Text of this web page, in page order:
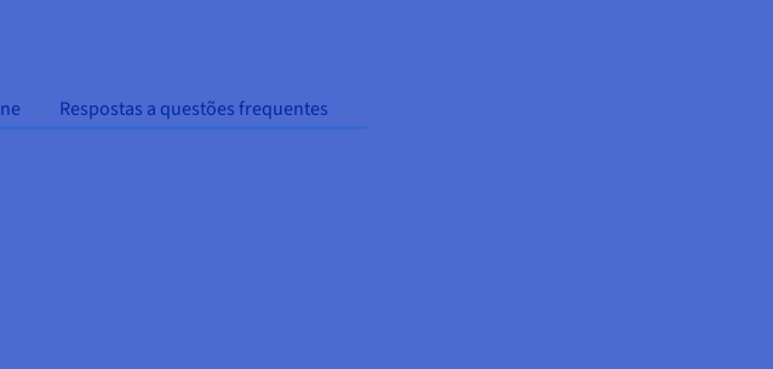
Respostas a questões frequentes